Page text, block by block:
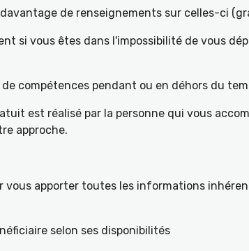
de renseignements sur celles-ci
si vous êtes dans l'impossibilité de vous
compétences pendant ou en déhors du
est réalisé par la personne qui vous
approche.
vous apporter toutes les informations
selon ses disponibilités